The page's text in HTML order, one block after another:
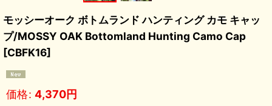
モッシーオーク ボトムランド ハンティング カモ キャッ
プ/MOSSY OAK Bottomland Hunting Camo Cap
[CBFK16]
価格: 4,370円